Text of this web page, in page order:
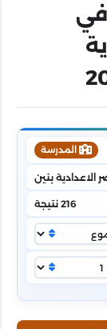
في
المدرسة
الاعدادية بنين
216 نتيجة